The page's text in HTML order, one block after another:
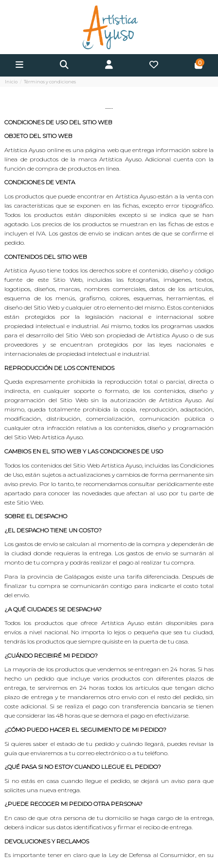
0
Inicio Términos y condiciones
—-
CONDICIONES DE USO DEL SITIO WEB
OBJETO DEL SITIO WEB
Artística Ayuso online es una página web que entrega información sobre la
línea de productos de la marca Artística Ayuso. Adicional cuenta con la
función de compra de productos en línea.
CONDICIONES DE VENTA
Los productos que puede encontrar en Artística Ayuso están a la venta con
las características que se exponen en las fichas, excepto error tipográfico.
Todos los productos están disponibles excepto si se indica que se han
agotado. Los precios de los productos se muestran en las fichas de estos e
incluyen el IVA. Los gastos de envío se indican antes de que se confirme el
pedido.
CONTENIDOS DEL SITIO WEB
Artística Ayuso tiene todos los derechos sobre el contenido, diseño y código
fuente de este Sitio Web, incluidas las fotografías, imágenes, textos,
logotipos, diseños, marcas, nombres comerciales, datos de los artículos,
esquema de los menús, grafismo, colores, esquemas, herramientas, el
diseño del Sitio Web y cualquier otro elemento del mismo. Estos contenidos
están protegidos por la legislación nacional e internacional sobre
propiedad intelectual e industrial. Así mismo, todos los programas usados
para el desarrollo del Sitio Web son propiedad de Artística Ayuso o de sus
proveedores y se encuentran protegidos por las leyes nacionales e
internacionales de propiedad intelectual e industrial.
REPRODUCCIÓN DE LOS CONTENIDOS
Queda expresamente prohibida la reproducción total o parcial, directa o
indirecta, en cualquier soporte o formato, de los contenidos, diseño y
programación del Sitio Web sin la autorización de Artística Ayuso. Así
mismo, queda totalmente prohibida la copia, reproducción, adaptación,
modificación, distribución, comercialización, comunicación pública o
cualquier otra infracción relativa a los contenidos, diseño y programación
del Sitio Web Artística Ayuso.
CAMBIOS EN EL SITIO WEB Y LAS CONDICIONES DE USO
Todos los contenidos del Sitio Web Artística Ayuso, incluidas las Condiciones
de Uso, están sujetos a actualizaciones y cambios de forma permanente sin
aviso previo. Por lo tanto, te recomendamos consultar periódicamente este
apartado para conocer las novedades que afectan al uso por tu parte de
este Sitio Web.
SOBRE EL DESPACHO
¿EL DESPACHO TIENE UN COSTO?
Los gastos de envío se calculan al momento de la compra y dependerán de
la ciudad donde requieras la entrega. Los gastos de envío se sumarán al
monto de tu compra y podrás realizar el pago al realizar tu compra.
Para la provincia de Galápagos existe una tarifa diferenciada. Después de
finalizar tu compra se comunicarán contigo para indicarte el costo total
del envío.
¿A QUÉ CIUDADES SE DESPACHA?
Todos los productos que ofrece Artística Ayuso están disponibles para
envíos a nivel nacional. No importa lo lejos o pequeña que sea tu ciudad,
tendrás los productos que siempre quisiste en la puerta de tu casa.
¿CUÁNDO RECIBIRÉ MI PEDIDO?
La mayoría de los productos que vendemos se entregan en 24 horas. Si has
hecho un pedido que incluye varios productos con diferentes plazos de
entrega, te serviremos en 24 horas todos los artículos que tengan dicho
plazo de entrega y te mandaremos otro envío con el resto del pedido, sin
coste adicional. Si se realiza el pago con transferencia bancaria se tienen
que considerar las 48 horas que se demora el pago en efectivizarse.
¿CÓMO PUEDO HACER EL SEGUIMIENTO DE MI PEDIDO?
Si quieres saber el estado de tu pedido y cuándo llegará, puedes revisar la
guía que enviaremos a tu correo electrónico o a tu teléfono.
¿QUÉ PASA SI NO ESTOY CUANDO LLEGUE EL PEDIDO?
Si no estás en casa cuando llegue el pedido, se dejará un aviso para que
solicites una nueva entrega.
¿PUEDE RECOGER MI PEDIDO OTRA PERSONA?
En caso de que otra persona de tu domicilio se haga cargo de la entrega,
deberá indicar sus datos identificativos y firmar el recibo de entrega.
DEVOLUCIONES Y RECLAMOS
Es importante tener en claro que la Ley de Defensa al Consumidor, en su